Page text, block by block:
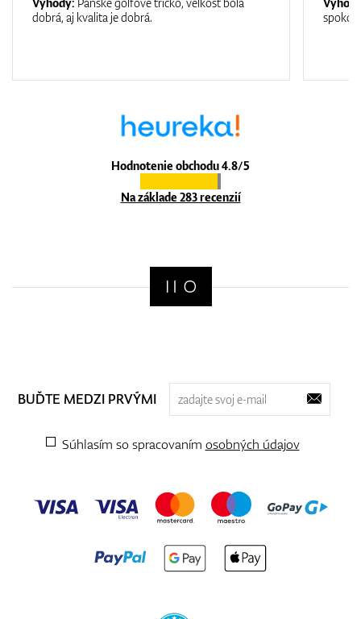
Hodnotenie obchodu 4.8/5
Na základe 283 recenzií
dobrá, aj kvalita je dobrá.
BUĎTE MEDZI PRVÝMI
Súhlasím so spracovaním osobných údajov